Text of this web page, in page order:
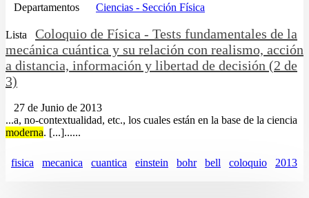
Departamentos Ciencias - Sección Física
Lista
Coloquio de Física - Tests fundamentales de la
mecánica cuántica y su relación con realismo, acción
a distancia, información y libertad de decisión (2 de
3)
27 de Junio de 2013
...a, no-contextualidad, etc., los cuales están en la base de la ciencia
moderna. [...]......
fisica mecanica cuantica einstein bohr bell coloquio 2013